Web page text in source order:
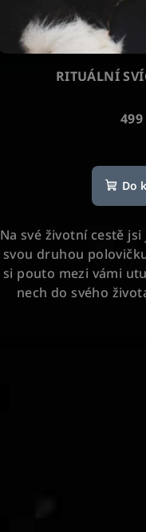
RITUÁLNÍ
499
5
Do
Na své životní cestě
svou druhou
si pouto mezi vámi
nech do svého